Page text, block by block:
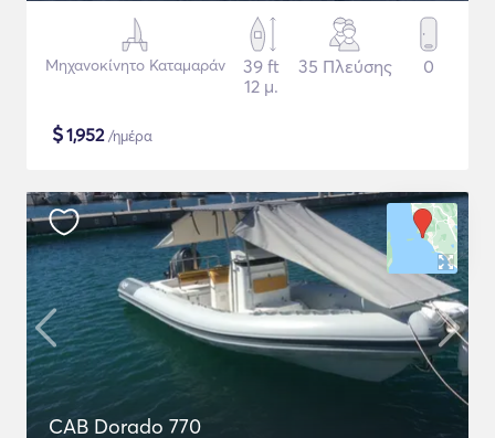
Μηχανοκίνητο Καταμαράν
39 ft
12 μ.
35 Πλεύσης 0
$1,952/ημέρα
CAB Dorado 770